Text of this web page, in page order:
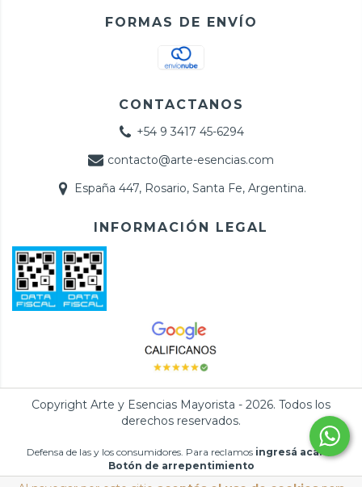
FORMAS DE ENVÍO
CONTACTANOS
+54 9 3417 45-6294
contacto@arte-esencias.com
España 447, Rosario, Santa Fe, Argentina.
INFORMACIÓN LEGAL
Copyright Arte y Esencias Mayorista - 2026. Todos los
derechos reservados.
Defensa de las y los consumidores. Para reclamos ingresá acá.
Botón de arrepentimiento